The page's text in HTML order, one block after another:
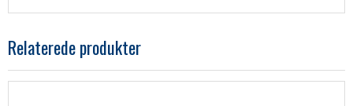
Relaterede produkter